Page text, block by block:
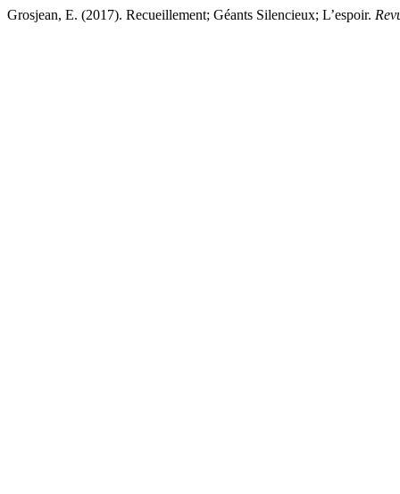
Grosjean, E. (2017). Recueillement; Géants Silencieux; L’espoir.